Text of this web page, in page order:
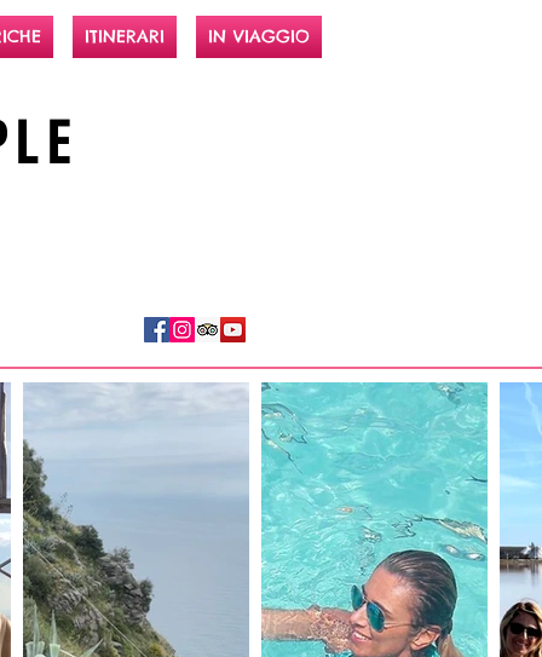
ITINERARI IN VIAGGIO